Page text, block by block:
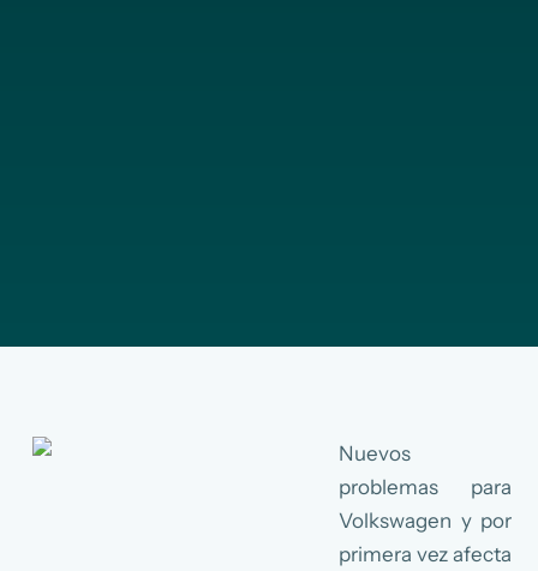
Nuevos
problemas para
Volkswagen y por
primera vez afecta